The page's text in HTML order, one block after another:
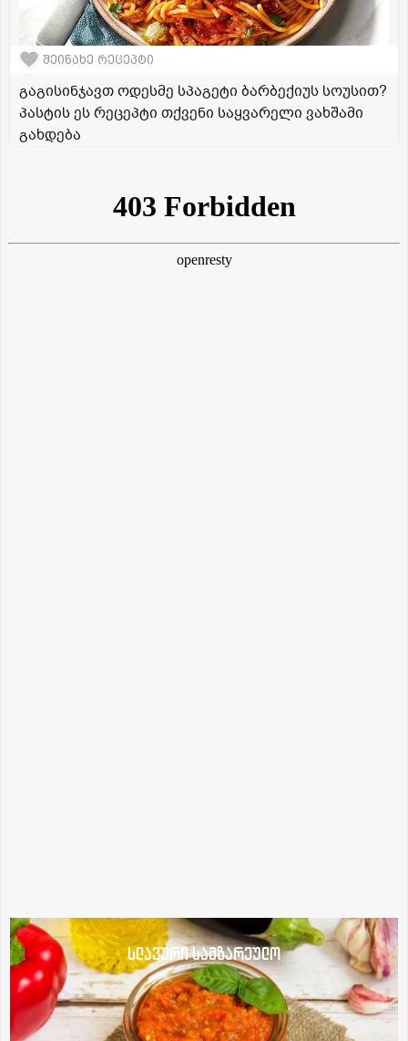
შეინახე რეცეპტი
გაგისინჯავთ ოდესმე სპაგეტი ბარბექიუს სოუსით?
პასტის ეს რეცეპტი თქვენი საყვარელი ვახშამი
გახდება
სლავური სამზარეულო